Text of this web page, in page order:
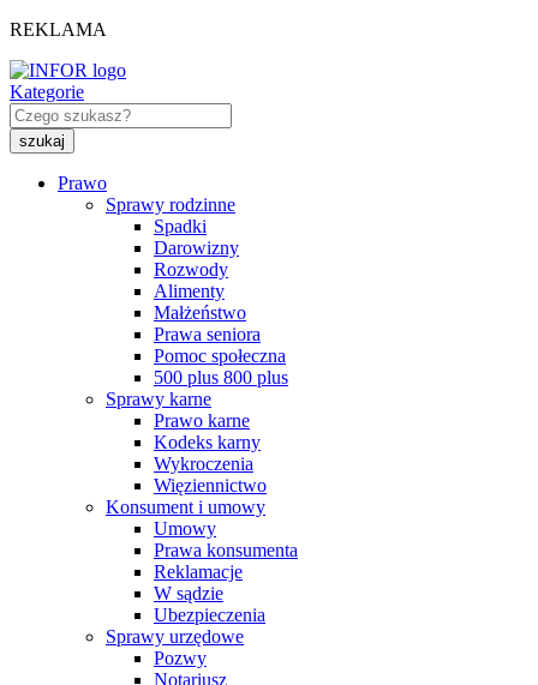
REKLAMA
Kategorie
Prawo
Sprawy rodzinne
Spadki
Darowizny
Rozwody
Alimenty
Małżeństwo
Prawa seniora
Pomoc społeczna
500 plus 800 plus
Sprawy karne
Prawo karne
Kodeks karny
Wykroczenia
Więziennictwo
Konsument i umowy
Umowy
Prawa konsumenta
Reklamacje
W sądzie
Ubezpieczenia
Sprawy urzędowe
Pozwy
Notariusz